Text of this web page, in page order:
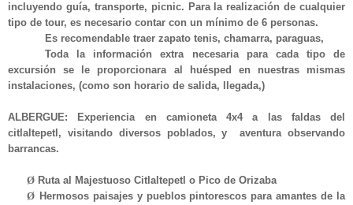
incluyendo guía, transporte, picnic. Para la realización de cualquier
tipo de tour, es necesario contar con un mínimo de 6 personas.
Es recomendable traer zapato tenis, chamarra, paraguas,
Toda la información extra necesaria para cada tipo de
excursión se le proporcionara al huésped en nuestras mismas
instalaciones, (como son horario de salida, llegada,)
ALBERGUE: Experiencia en camioneta 4x4 a las faldas del
citlaltepetl, visitando diversos poblados, y aventura observando
barrancas.
Ø Ruta al Majestuoso Citlaltepetl o Pico de Orizaba
Ø Hermosos paisajes y pueblos pintorescos para amantes de la